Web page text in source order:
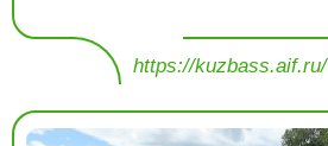
https://kuzbass.aif.ru/